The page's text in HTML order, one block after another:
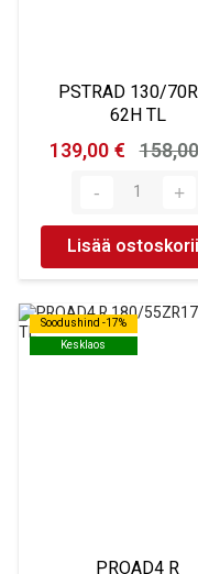
PSTRAD 130/
62H TL
139,00 €
Lisää
Soodushind -17%
Kesklaos
Soodushind -17%
Kesklaos